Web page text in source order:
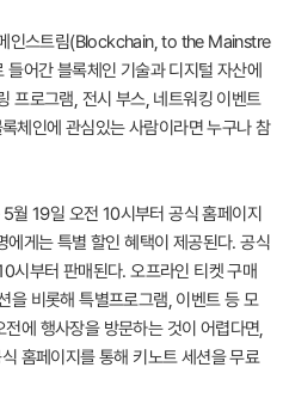
인스트림(Blockchain, to the Mainstre
들어간 블록체인 기술과 디지털 자산에
프로그램, 전시 부스, 네트워킹 이벤트
체인에 관심있는 사람이라면 누구나 참
19일 오전 10시부터 공식 홈페이지
게는 특별 할인 혜택이 제공된다. 공식
시부터 판매된다. 오프라인 티켓 구매
을 비롯해 특별프로그램, 이벤트 등 모
에 행사장을 방문하는 것이 어렵다면,
홈페이지를 통해 키노트 세션을 무료